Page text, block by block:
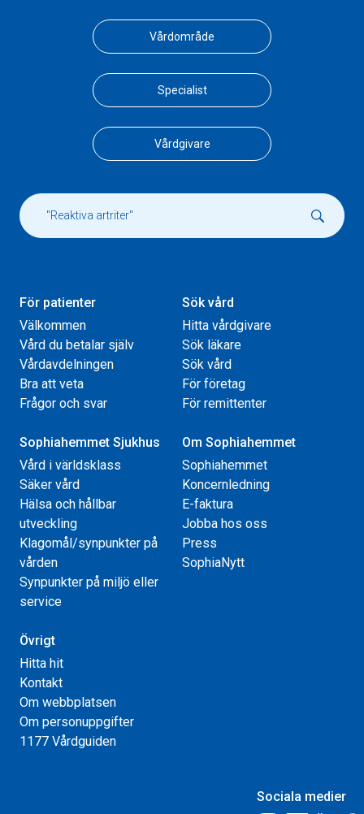
Vårdområde
Specialist
Vårdgivare
För patienter
Välkommen
Vård du betalar själv
Vårdavdelningen
Bra att veta
Frågor och svar
Sök vård
Hitta vårdgivare
Sök läkare
Sök vård
För företag
För remittenter
Sophiahemmet Sjukhus
Vård i världsklass
Säker vård
Hälsa och hållbar
utveckling
Klagomål/synpunkter på
vården
Synpunkter på miljö eller
service
Om Sophiahemmet
Sophiahemmet
Koncernledning
E-faktura
Jobba hos oss
Press
SophiaNytt
Övrigt
Hitta hit
Kontakt
Om webbplatsen
Om personuppgifter
1177 Vårdguiden
Sociala medier